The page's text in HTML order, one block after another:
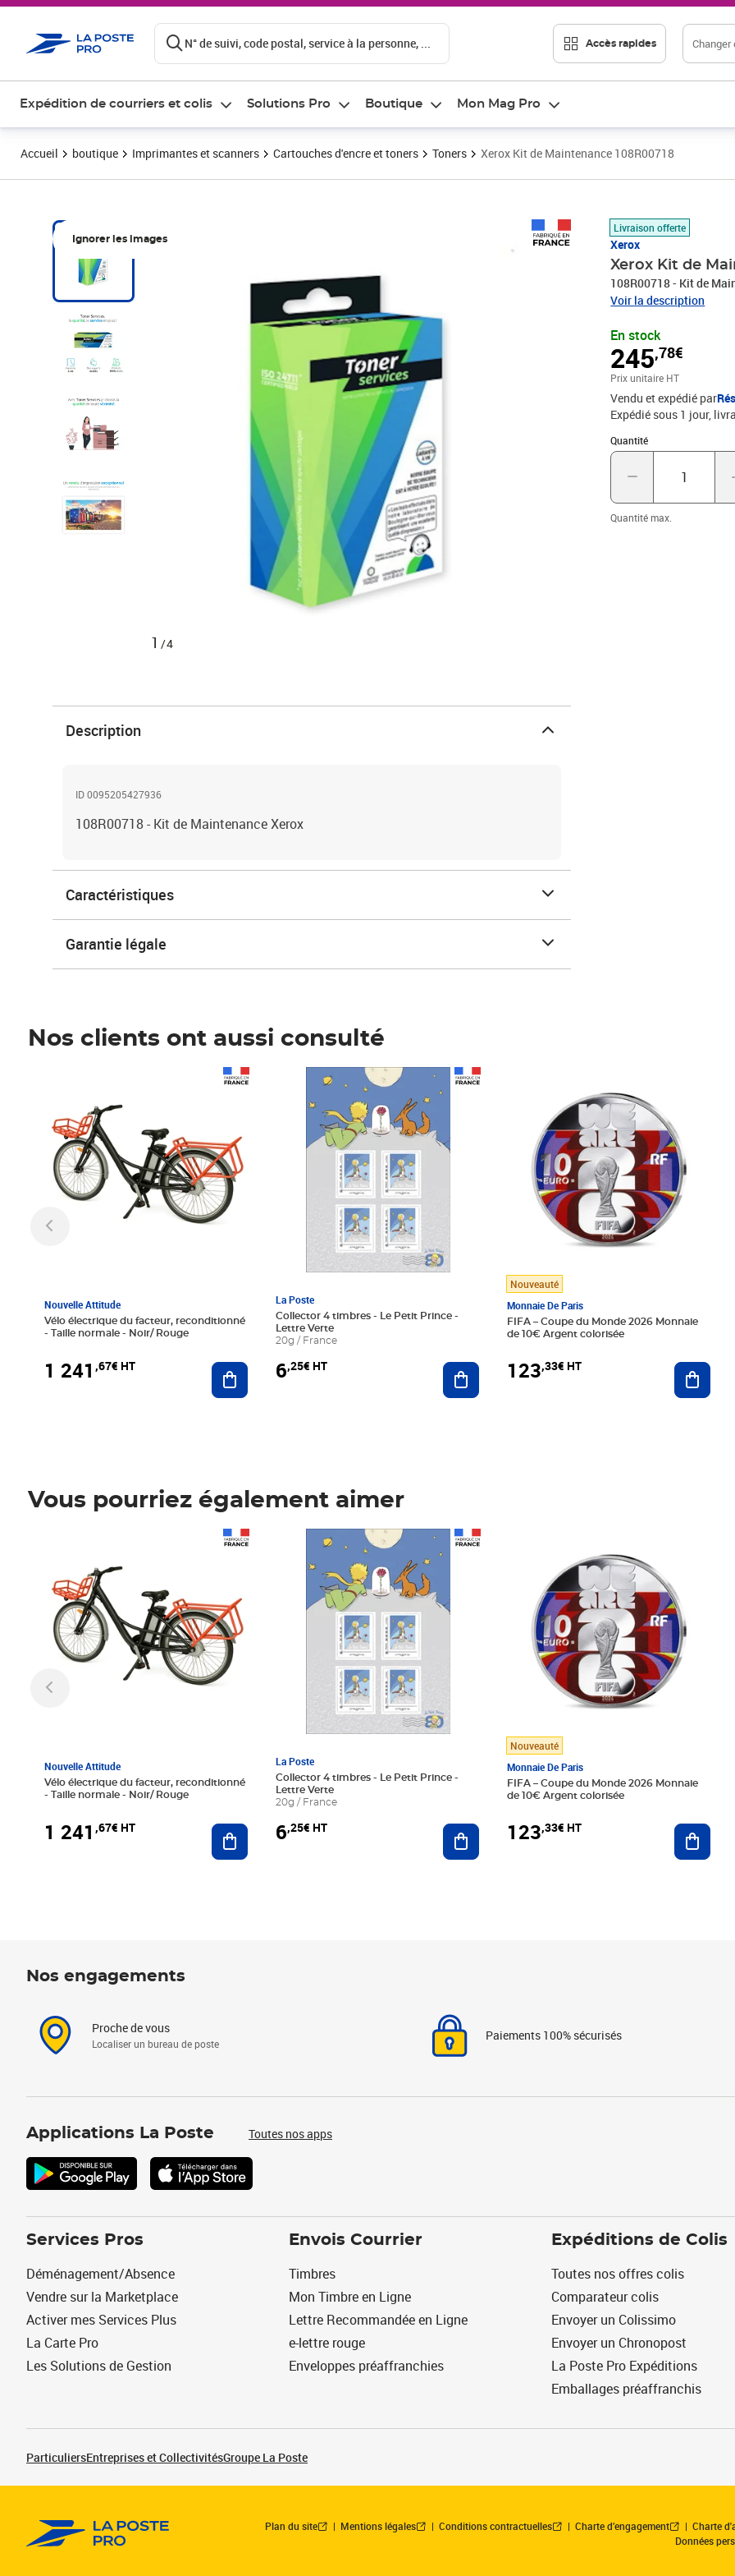
N° de suivi, code postal, service à la personne, ... Accès rapides Changer
Expédition de courriers et colis Solutions Pro Boutique Mon Mag Pro
Accueil boutique Imprimantes et scanners Cartouches d'encre et toners Toners Xerox Kit de Maintenance 108R00718
Ignorer les images
1 /4
Livraison offerte
Xerox
Xerox Kit de
108R00718 - Kit de
Voir la description
En stock
245,78€
Prix 245,78€
Prix unitaire HT
Vendu et expédié par
Expédié sous 1 jour
Quantité
Quantité : 1
Quantité max.
Description
ID 0095205427936
108R00718 - Kit de Maintenance Xerox
Caractéristiques
Garantie légale
Nos clients ont aussi consulté
Nouvelle Attitude
Vélo électrique du facteur, reconditionné
- Taille normale - Noir/ Rouge
1 241 ,67€ HT Ajouter au panier
La Poste
Collector 4 timbres - Le Petit Prince -
Lettre Verte
20g / France
6,25€ HT
Prix 6,25€ HT
Ajouter au panier
Nouveauté
Monnaie De Paris
FIFA – Coupe du Monde 2026 Monnaie
de 10€ Argent colorisée
123,33€ HT
Vous pourriez également aimer
Nouvelle Attitude
Vélo électrique du facteur, reconditionné
- Taille normale - Noir/ Rouge
1 241 ,67€ HT Ajouter au panier
La Poste
Collector 4 timbres - Le Petit Prince -
Lettre Verte
20g / France
6,25€ HT
Prix 6,25€ HT
Ajouter au panier
Nouveauté
Monnaie De Paris
FIFA – Coupe du Monde 2026 Monnaie
de 10€ Argent colorisée
123,33€ HT
Nos engagements
Proche de vous
Localiser un bureau de poste
Paiements 100% sécurisés
Applications La Poste Toutes nos apps
Services Pros
Déménagement/Absence
Vendre sur la Marketplace
Activer mes Services Plus
La Carte Pro
Les Solutions de Gestion
Envois Courrier
Timbres
Mon Timbre en Ligne
Lettre Recommandée en Ligne
e-lettre rouge
Enveloppes préaffranchies
Expéditions de Colis
Toutes nos offres colis
Comparateur colis
Envoyer un Colissimo
Envoyer un Chronopost
La Poste Pro Expéditions
Emballages préaffranchis
ParticuliersEntreprises et CollectivitésGroupe La Poste
Plan du site Mentions légales Conditions contractuelles Charte d’engagement Charte
Données